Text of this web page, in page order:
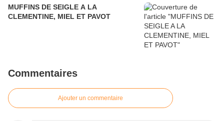
MUFFINS DE SEIGLE A LA
CLEMENTINE, MIEL ET PAVOT
Commentaires
Ajouter un commentaire